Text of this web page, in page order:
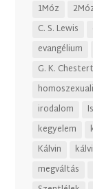
1Móz
C. S. Lewis
evangélium
G. K.
irodalom
kegyelem
Kálvin
megváltás